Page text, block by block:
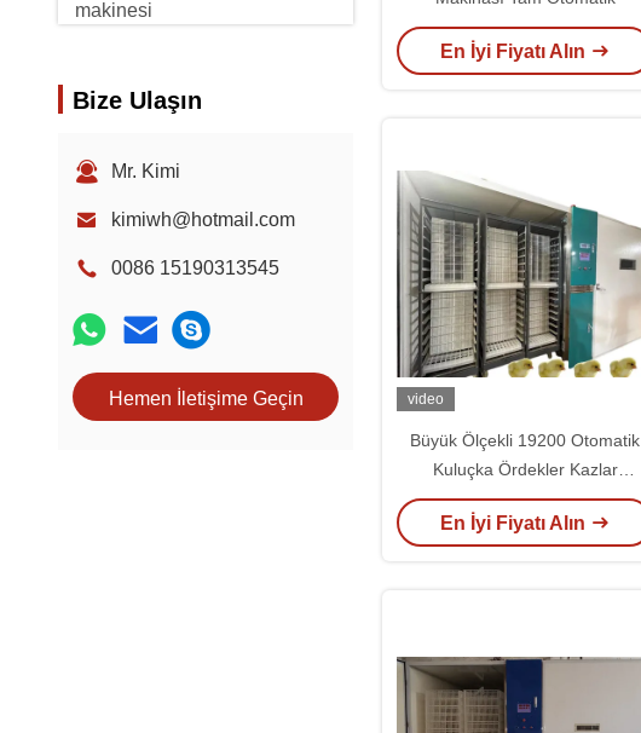
makinesi
Bize Ulaşın
Mr. Kimi
kimiwh@hotmail.com
0086 15190313545
Hemen İletişime Geçin
En İyi Fiyatı Alın
video
Büyük Ölçekli 19200 Otomatik
Kuluçka Ördekler Kazlar
Güvercinler Kuluçka
En İyi Fiyatı Alın